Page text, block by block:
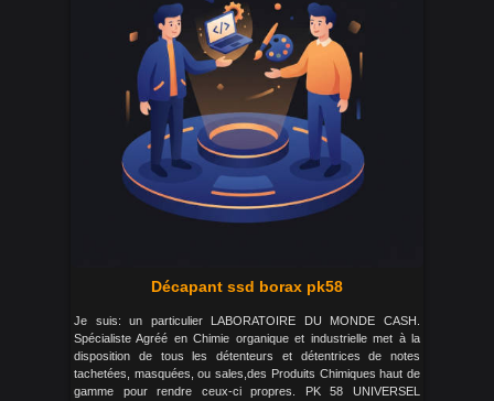
Décapant ssd borax pk58
Je suis: un particulier LABORATOIRE DU MONDE CASH.
Spécialiste Agréé en Chimie organique et industrielle met à la
disposition de tous les détenteurs et détentrices de notes
tachetées, masquées, ou sales,des Produits Chimiques haut de
gamme pour rendre ceux-ci propres. PK 58 UNIVERSEL